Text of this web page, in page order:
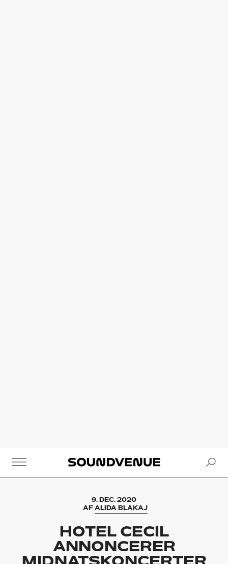
Soundvenue
9. DEC. 2020
AF ALIDA BLAKAJ
HOTEL CECIL
ANNONCERER
MIDNATSKONCERTER